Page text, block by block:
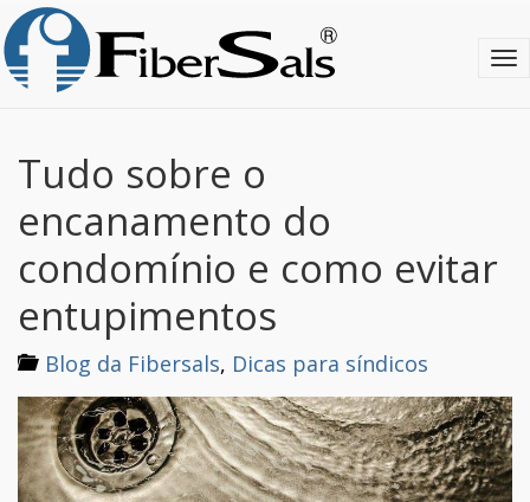
k
i
T
n
Tudo sobre o
encanamento do
condomínio e como evitar
entupimentos
Blog da Fibersals, Dicas para síndicos